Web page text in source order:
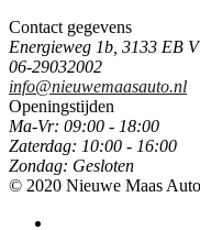
Contact gegevens
Energieweg 1b, 3133 EB
06-29032002
info@nieuwemaasauto.nl
Openingstijden
Ma-Vr: 09:00 - 18:00
Zaterdag: 10:00 - 16:00
Zondag: Gesloten
© 2020 Nieuwe Maas